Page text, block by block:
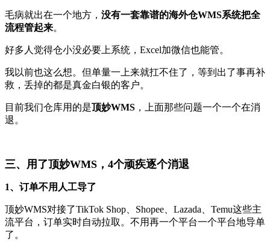
毛病就出在一个地方， 没有一套靠谱的海外仓WMS系统把全
流程管起来。
好多人觉得仓小没必要上系统，Excel加微信也能管。
我以前也这么想。但单量一上来就扛不住了，等到出了事再补
救，丢掉的都是真金白银的客户。
目前我们仓库用的是顶妙WMS ，上面那些问题一个一个在消
退。
三、用了顶妙WMS，4个顽疾逐个消退
1、订单不用人工导了
顶妙WMS对接了TikTok Shop、Shopee、Lazada、Temu这些主
流平台，订单实时自动拉取。不用再一个平台一个平台地导单
了。